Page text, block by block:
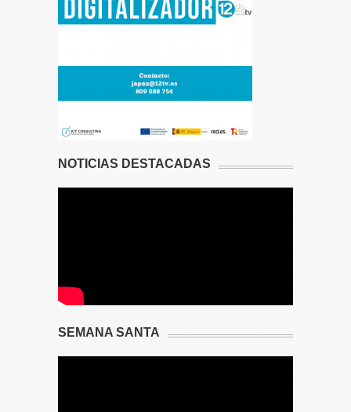
NOTICIAS DESTACADAS
SEMANA SANTA